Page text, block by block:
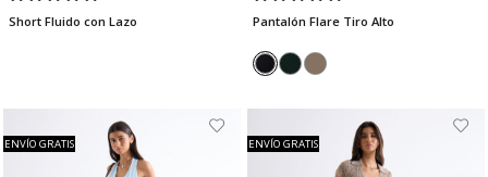
Short Fluido con Lazo Pantalón Flare Tiro Alto
ENVÍO GRATIS ENVÍO GRATIS